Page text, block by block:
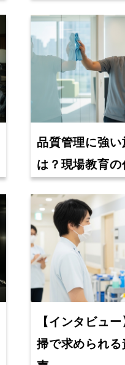
品質管理に強
は？現場教育
【インタビュ
掃で求められ